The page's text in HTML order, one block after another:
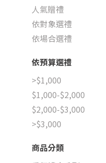
人氣贈禮
依對象選禮
依場合選禮
依預算選禮
>$1,000
$1,000-$2,000
$2,000-$3,000
>$3,000
商品分類